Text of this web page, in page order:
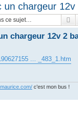
un chargeur
chargeur 12v 2
... _483_1.htm
c'est mon bus !